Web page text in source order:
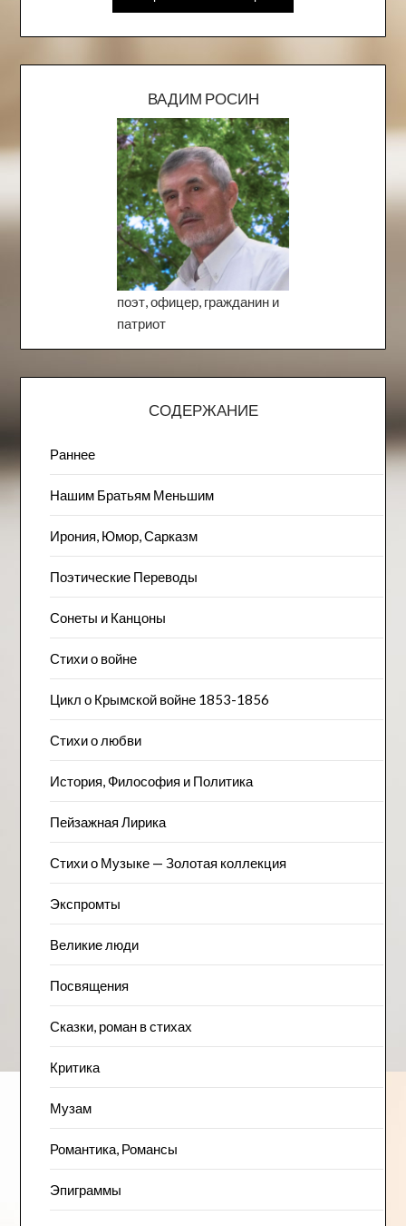
ВАДИМ РОСИН
поэт, офицер, гражданин и
патриот
СОДЕРЖАНИЕ
Раннее
Нашим Братьям Меньшим
Ирония, Юмор, Сарказм
Поэтические Переводы
Сонеты и Канцоны
Стихи о войне
Цикл о Крымской войне 1853-1856
Стихи о любви
История, Философия и Политика
Пейзажна​я Лирика
Стихи о Музыке — Золотая коллекция
Экспромты
Великие люди
Посвящения
Сказки, роман в стихах
Критика
Музам
Романтика, Романсы
Эпиграммы